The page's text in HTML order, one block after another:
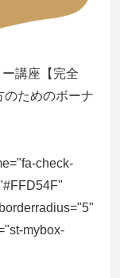
講座【完全
のためのボーナ
check-
mybox-